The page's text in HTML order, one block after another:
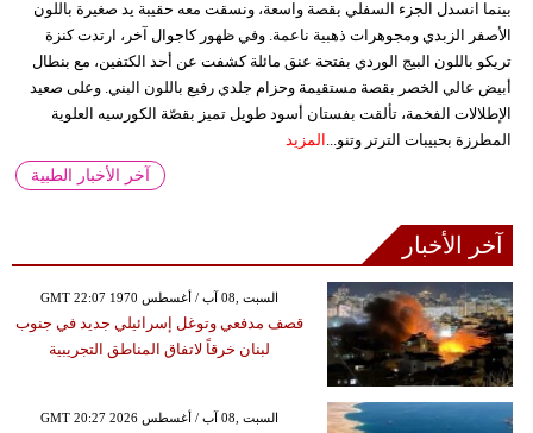
بينما انسدل الجزء السفلي بقصة واسعة، ونسقت معه حقيبة يد صغيرة باللون
الأصفر الزبدي ومجوهرات ذهبية ناعمة. وفي ظهور كاجوال آخر، ارتدت كنزة
تريكو باللون البيج الوردي بفتحة عنق مائلة كشفت عن أحد الكتفين، مع بنطال
أبيض عالي الخصر بقصة مستقيمة وحزام جلدي رفيع باللون البني. وعلى صعيد
الإطلالات الفخمة، تألقت بفستان أسود طويل تميز بقصّة الكورسيه العلوية
المطرزة بحبيبات الترتر وتنو... المزيد
آخر الأخبار الطبية
آخر الأخبار
GMT 22:07 1970 السبت ,08 آب / أغسطس
قصف مدفعي وتوغل إسرائيلي جديد في جنوب
لبنان خرقاً لاتفاق المناطق التجريبية
GMT 20:27 2026 السبت ,08 آب / أغسطس